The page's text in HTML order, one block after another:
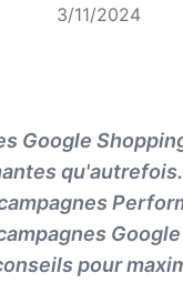
3/11/2024
Google
pour